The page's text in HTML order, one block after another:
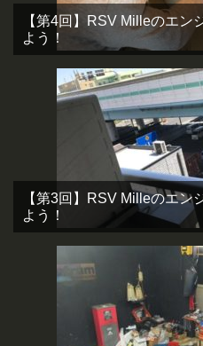
【第4回】RSV Milleのエン
よう！
【第3回】RSV Milleのエン
よう！